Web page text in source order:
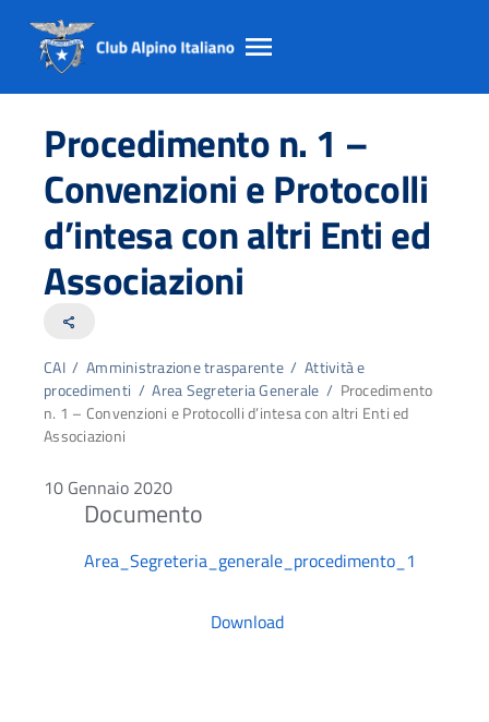
Salta
contento
Salta
Salta
Procedimento n. 1 –
Convenzioni e Protocolli
d’intesa con altri Enti ed
Associazioni
share
CAI/ Amministrazione trasparente/ Attività e
procedimenti /Area Segreteria Generale / Procedimento
n. 1 – Convenzioni e Protocolli d’intesa con altri Enti ed
Associazioni
10 Gennaio 2020
Area_Segreteria_generale_procedimento_1
Download